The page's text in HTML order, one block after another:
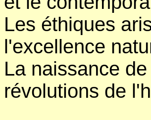
Les éthiques
l'excellence
La naissance
révolutions de